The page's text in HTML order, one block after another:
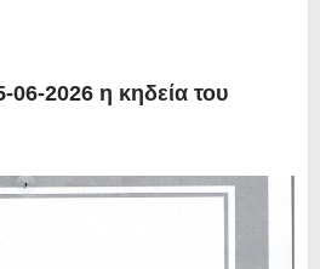
2026 η κηδεία του